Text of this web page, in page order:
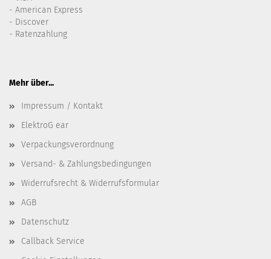
- American Express
- Discover
- Ratenzahlung
Mehr über...
Impressum / Kontakt
ElektroG ear
Verpackungsverordnung
Versand- & Zahlungsbedingungen
Widerrufsrecht & Widerrufsformular
AGB
Datenschutz
Callback Service